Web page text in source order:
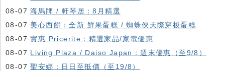
08-07海馬牌 / 軒琴居：8月精選
08-07 美心西餅：全新 鮮果蛋糕 / 蜘蛛俠天際穿梭蛋糕
08-07實惠 Pricerite：精選家品/家電優惠
08-07 Living Plaza / Daiso Japan：週末優惠（至9/8）
08-07聖安娜：日日至抵價（至19/8）